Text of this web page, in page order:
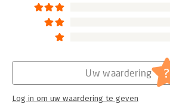
Uw waardering ?
Log in om uw waardering te geven